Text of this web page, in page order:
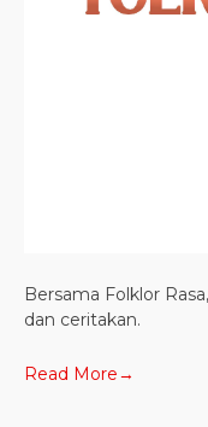
Bersama Folklor
dan ceritakan.
Read More→